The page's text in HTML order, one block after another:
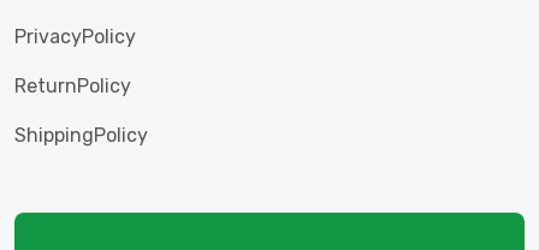
PrivacyPolicy
ReturnPolicy
ShippingPolicy